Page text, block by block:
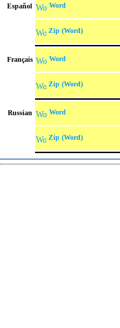
Español Word
Zip (Word)
Français Word
Zip (Word)
Russian Word
Zip (Word)